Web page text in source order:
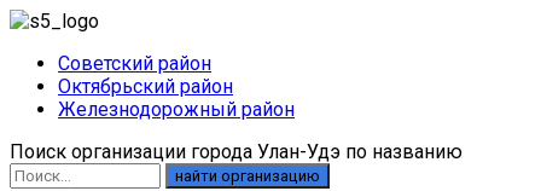
Советский район
Октябрьский район
Железнодорожный район
Поиск организации города Улан-Удэ по названию
найти организацию